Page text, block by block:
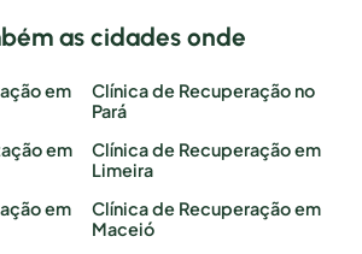
as cidades onde
em
em
em
Clínica de Recuperação no
Pará
Clínica de Recuperação em
Limeira
Clínica de Recuperação em
Maceió